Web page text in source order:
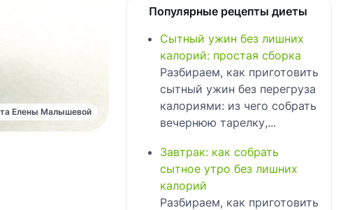
Елены Малышевой
Популярные рецепты диеты
Сытный ужин без лишних
калорий: простая сборка
Разбираем, как приготовить
сытный ужин без перегруза
калориями: из чего собрать
вечернюю тарелку,...
Завтрак: как собрать
сытное утро без лишних
калорий
Разбираем, как приготовить